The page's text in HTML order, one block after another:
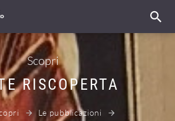
Scopri
RISCOPERTA
Le pubblicazioni